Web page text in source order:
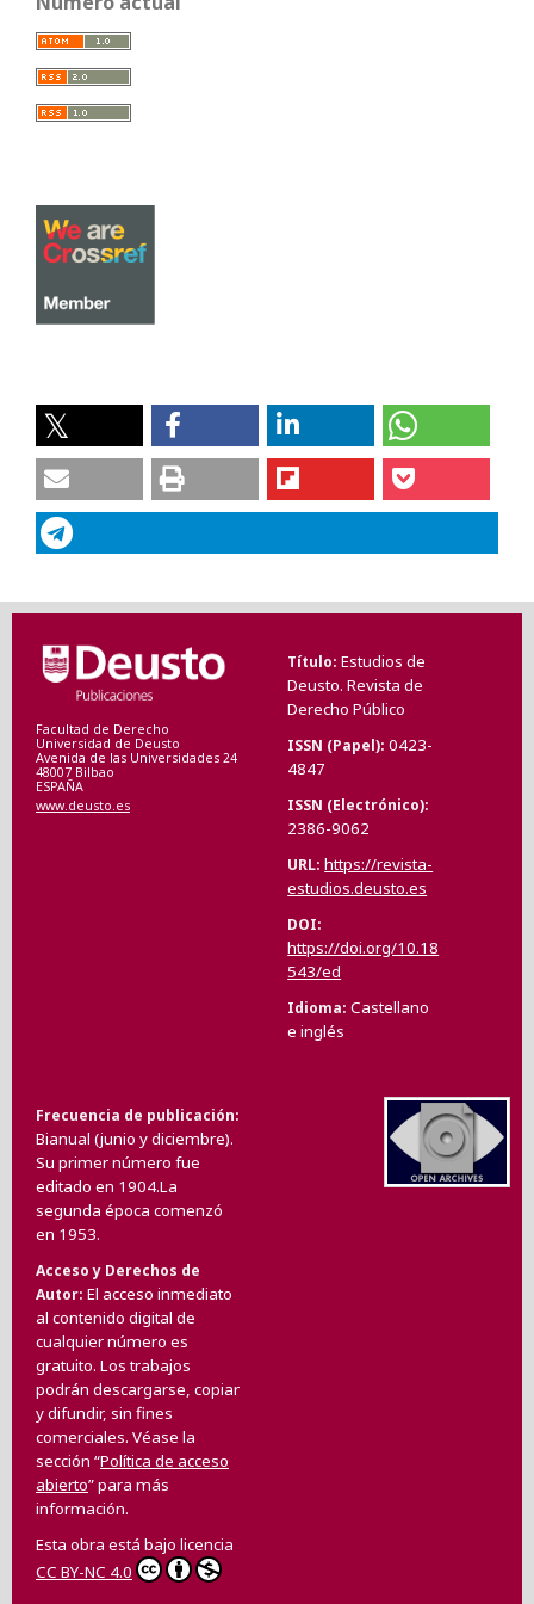
Facultad de Derecho
Universidad de Deusto
Avenida de las Universidades 24
48007 Bilbao
ESPAÑA
www.deusto.es
Título Estudios de
Deusto. Revista de
Derecho Público
ISSN (Papel) 0423-
4847
ISSN (Electrónico)
2386-9062
URL https://revista-
estudios.deusto.es
DOI
https://doi.org/10.18
543/ed
Idioma Castellano
e inglés
Frecuencia de publicación
Bianual (junio y diciembre).
Su primer número fue
editado en 1904.La
segunda época comenzó
en 1953.
Acceso y Derechos de
Autor El acceso inmediato
al contenido digital de
cualquier número es
gratuito. Los trabajos
podrán descargarse, copiar
y difundir, sin fines
comerciales. Véase la
sección “Política de acceso
abierto” para más
información.
Esta obra está bajo licencia
CC BY-NC 4.0